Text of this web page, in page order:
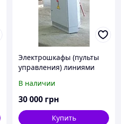
Электрошкафы (пульты
управления) линиями
ОГМ 0,8, сушкой АВМ
0,65; АВМ 1,5
В наличии
30 000 грн
Купить